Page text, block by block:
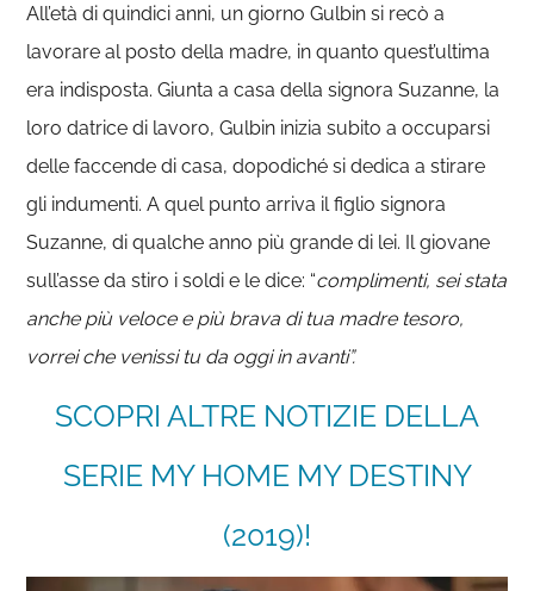
All’età di quindici anni, un giorno Gulbin si recò a
lavorare al posto della madre, in quanto quest’ultima
era indisposta. Giunta a casa della signora Suzanne, la
loro datrice di lavoro, Gulbin inizia subito a occuparsi
delle faccende di casa, dopodiché si dedica a stirare
gli indumenti. A quel punto arriva il figlio signora
Suzanne, di qualche anno più grande di lei. Il giovane
sull’asse da stiro i soldi e le dice: “complimenti, sei stata
anche più veloce e più brava di tua madre tesoro,
vorrei che venissi tu da oggi in avanti”.
SCOPRI ALTRE NOTIZIE DELLA
SERIE MY HOME MY DESTINY
(2019)!